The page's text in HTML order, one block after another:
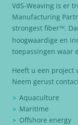
VdS-Weaving is er
Manufacturing
strongest fiberTM.
hoogwaardige en
toepassingen waar
Heeft u een project
Neem gerust
Aquaculture
Maritime
Offshore energy